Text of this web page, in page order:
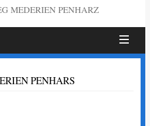
MEDERIEN PENHARZ
PENHARS